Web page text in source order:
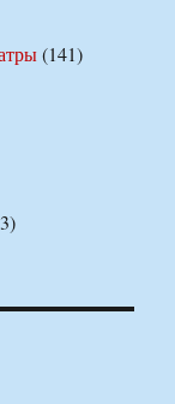
(141)